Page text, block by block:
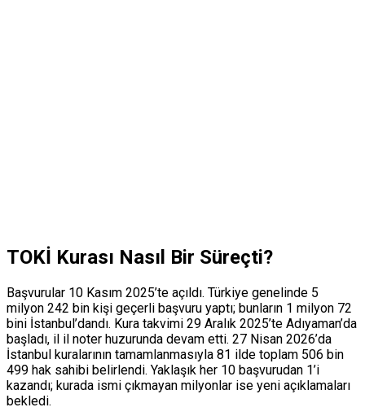
TOKİ Kurası Nasıl Bir Süreçti?
Başvurular 10 Kasım 2025’te açıldı. Türkiye genelinde 5
milyon 242 bin kişi geçerli başvuru yaptı; bunların 1 milyon 72
bini İstanbul’dandı. Kura takvimi 29 Aralık 2025’te Adıyaman’da
başladı, il il noter huzurunda devam etti. 27 Nisan 2026’da
İstanbul kuralarının tamamlanmasıyla 81 ilde toplam 506 bin
499 hak sahibi belirlendi. Yaklaşık her 10 başvurudan 1’i
kazandı; kurada ismi çıkmayan milyonlar ise yeni açıklamaları
bekledi.